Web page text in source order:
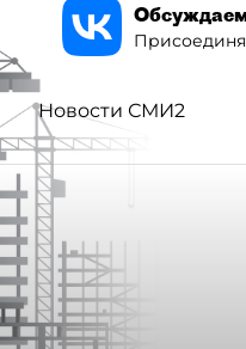
Обсуждаем
Новости СМИ2